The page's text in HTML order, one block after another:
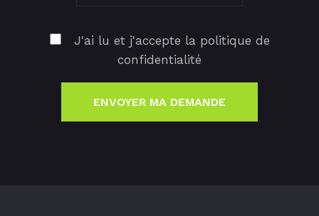
J'ai lu et j'accepte la politique de
confidentialité
ENVOYER MA DEMANDE